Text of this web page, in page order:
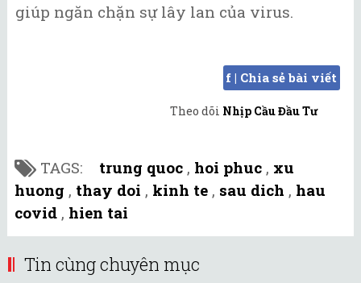
giúp ngăn chặn sự lây lan của virus.
f | Chia sẻ bài viết
Theo dõi Nhịp Cầu Đầu Tư
TAGS: trung quoc , hoi phuc , xu
huong , thay doi , kinh te , sau dich , hau
covid , hien tai
Tin cùng chuyên mục